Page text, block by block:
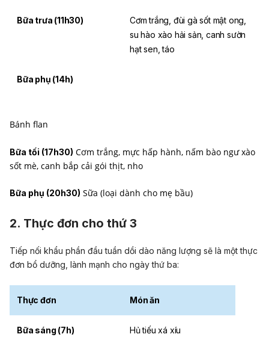
Bữa trưa (11h30) Cơm trắng, đùi gà sốt mật ong
su hào xào hải sản, canh sườn
hạt sen, táo
Bữa phụ (14h)
Bánh flan
Bữa tối (17h30) Cơm trắng, mực hấp hành, nấm bào ngư xào
sốt mè, canh bắp cải gói thịt, nho
Bữa phụ (20h30) Sữa (loại dành cho mẹ bầu)
2. Thực đơn cho thứ 3
Tiếp nối khẩu phần đầu tuần dồi dào năng lượng sẽ là một thực
đơn bổ dưỡng, lành mạnh cho ngày thứ ba:
Thực đơn Món ăn
Bữa sáng (7h) Hủ tiếu xá xíu